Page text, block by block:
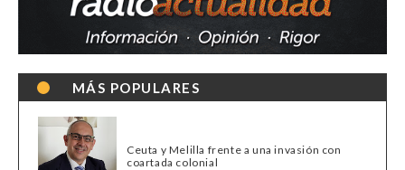
MÁS POPULARES
Ceuta y Melilla frente a una invasión con
coartada colonial